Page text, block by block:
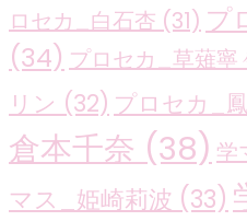
ロセカ_白石杏 (31) プ
(34) プロセカ_草薙寧
リン (32) プロセカ_
倉本千奈 (38) 学
マス_姫崎莉波 (33)